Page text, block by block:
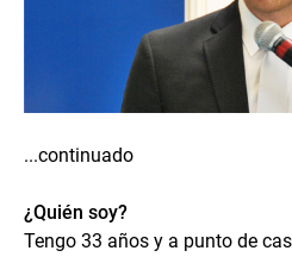
...continuado
¿Quién soy?
Tengo 33 años y a punto de